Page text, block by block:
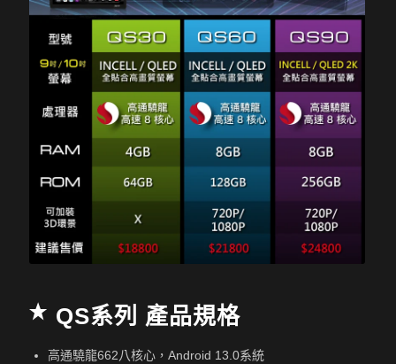
QS系列 產品規格
高通驍龍662八核心，Android 13.0系統